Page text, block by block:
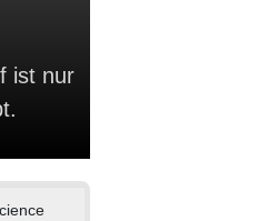
ist nur